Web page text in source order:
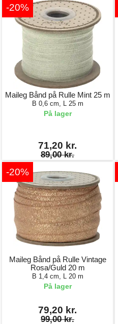
-20%
Maileg Bånd på Rulle Mint 25 m
B 0,6 cm, L 25 m
På lager
71,20 kr.
89,00 kr.
-20%
Maileg Bånd på Rulle Vintage
Rosa/Guld 20 m
B 1,4 cm, L 20 m
På lager
79,20 kr.
99,00 kr.